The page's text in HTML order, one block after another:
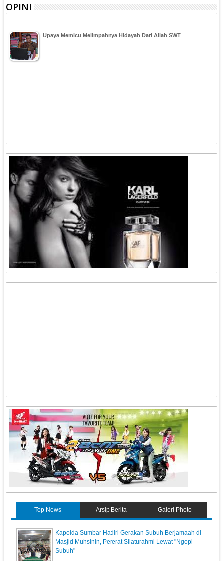
OPINI
Upaya Memicu Melimpahnya Hidayah Dari Allah SWT
Top News Arsip Berita Galeri Photo
Kapolda Sumbar Hadiri Gerakan Subuh Berjamaah di
Masjid Muhsinin, Pererat Silaturahmi Lewat "Ngopi
Subuh"